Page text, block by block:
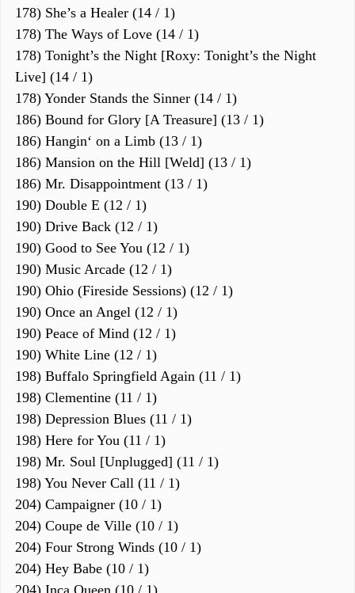
178) She’s a Healer (14 / 1)
178) The Ways of Love (14 / 1)
178) Tonight’s the Night [Roxy: Tonight’s the Night
Live] (14 / 1)
178) Yonder Stands the Sinner (14 / 1)
186) Bound for Glory [A Treasure] (13 / 1)
186) Hangin‘ on a Limb (13 / 1)
186) Mansion on the Hill [Weld] (13 / 1)
186) Mr. Disappointment (13 / 1)
190) Double E (12 / 1)
190) Drive Back (12 / 1)
190) Good to See You (12 / 1)
190) Music Arcade (12 / 1)
190) Ohio (Fireside Sessions) (12 / 1)
190) Once an Angel (12 / 1)
190) Peace of Mind (12 / 1)
190) White Line (12 / 1)
198) Buffalo Springfield Again (11 / 1)
198) Clementine (11 / 1)
198) Depression Blues (11 / 1)
198) Here for You (11 / 1)
198) Mr. Soul [Unplugged] (11 / 1)
198) You Never Call (11 / 1)
204) Campaigner (10 / 1)
204) Coupe de Ville (10 / 1)
204) Four Strong Winds (10 / 1)
204) Hey Babe (10 / 1)
204) Inca Queen (10 / 1)